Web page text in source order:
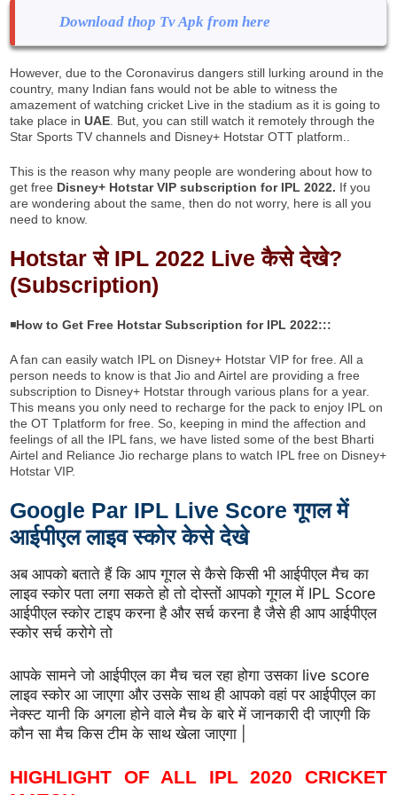
Download thop Tv Apk from here
However, due to the Coronavirus dangers still lurking around in the
country, many Indian fans would not be able to witness the
amazement of watching cricket Live in the stadium as it is going to
take place in UAE . But, you can still watch it remotely through the
Star Sports TV channels and Disney+ Hotstar OTT platform..
This is the reason why many people are wondering about how to
get free Disney+ Hotstar VIP subscription for IPL 2022. If you
are wondering about the same, then do not worry, here is all you
need to know.
Hotstar से IPL 2022 Live कैसे देखे?
(Subscription)
◾How to Get Free HotstarSubscription for IPL 2022:::
A fan can easily watch IPL on Disney+ Hotstar VIP for free. All a
person needs to know is that Jio and Airtel are providing a free
subscription to Disney+ Hotstar through various plans for a year.
This means you only need to recharge for the pack to enjoy IPL on
the OT Tplatform for free. So, keeping in mind the affection and
feelings of all the IPL fans, we have listed some of the best Bharti
Airtel and Reliance Jio recharge plans to watch IPL free on Disney+
Hotstar VIP.
Google Par IPL Live Score गूगल में
आईपीएल लाइव स्कोर केसे देखे
अब आपको बताते हैं कि आप गूगल से कैसे किसी भी आईपीएल मैच का
लाइव स्कोर पता लगा सकते हो तो दोस्तों आपको गूगल में IPL Score
आईपीएल स्कोर टाइप करना है और सर्च करना है जैसे ही आप आईपीएल
स्कोर सर्च करोगे तो
आपके सामने जो आईपीएल का मैच चल रहा होगा उसका live score
लाइव स्कोर आ जाएगा और उसके साथ ही आपको वहां पर आईपीएल का
नेक्स्ट यानी कि अगला होने वाले मैच के बारे में जानकारी दी जाएगी कि
कौन सा मैच किस टीम के साथ खेला जाएगा |
HIGHLIGHT OF ALL IPL 2020 CRICKET